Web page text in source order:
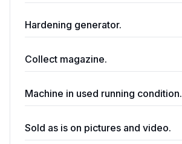
Hardening generator.
Collect magazine.
Machine in used running condition.
Sold as is on pictures and video.